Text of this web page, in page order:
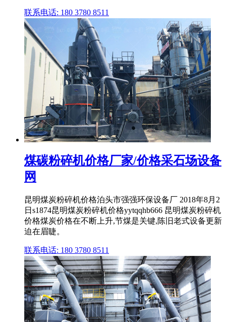
联系电话: 180 3780 8511
煤碳粉碎机价格厂家/价格采石场设备
网
昆明煤炭粉碎机价格泊头市强强环保设备厂 2018年8月2
日s1874昆明煤炭粉碎机价格yytqqhb666 昆明煤炭粉碎机
价格煤炭价格在不断上升,节煤是关键,陈旧老式设备更新
迫在眉睫。
联系电话: 180 3780 8511